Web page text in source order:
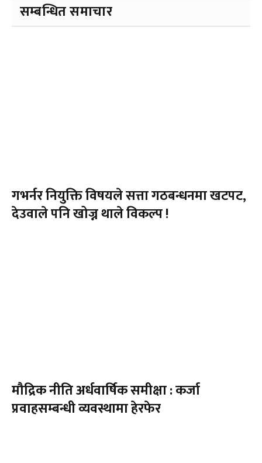
सम्बन्धित समाचार
गभर्नर नियुक्ति विषयले सत्ता गठबन्धनमा खटपट,
देउवाले पनि खोज्न थाले विकल्प !
मौद्रिक नीति अर्धवार्षिक समीक्षा : कर्जा
प्रवाहसम्बन्धी व्यवस्थामा हेरफेर